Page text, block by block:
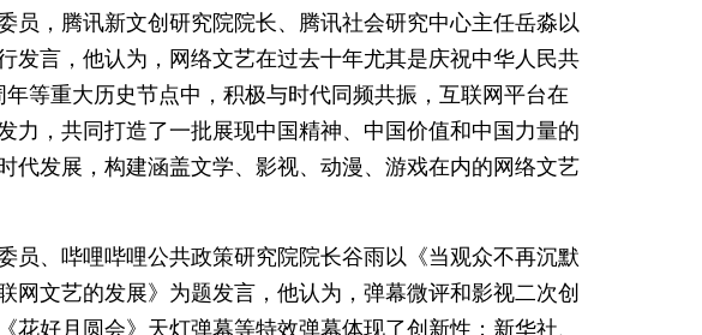
员，腾讯新文创研究院院长、腾讯社会研究中心主任岳淼以
发言，他认为，网络文艺在过去十年尤其是庆祝中华人民共
等重大历史节点中，积极与时代同频共振，互联网平台在
力，共同打造了一批展现中国精神、中国价值和中国力量的
代发展，构建涵盖文学、影视、动漫、游戏在内的网络文艺
员、哔哩哔哩公共政策研究院院长谷雨以《当观众不再沉默
文艺的发展》为题发言，他认为，弹幕微评和影视二次创
好月圆会》天灯弹幕等特效弹幕体现了创新性；新华社、